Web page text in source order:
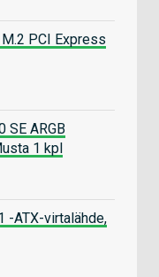
PCI Express
SE ARGB
1 kpl
-ATX-virtalähde,